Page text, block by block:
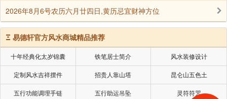
让其在职场中更值得信赖。对于炉中火命的属兔人来
说，驼色可平衡其性格中过于热情和冲动的一面，使其
处理问题时更稳重和深思熟虑，提升气质，助其在社交
场合展现独特魅力。
通过对1987年属兔炉中火命的五行缺失、配饰选择
2026年8月6号农历六月廿四日,黄历忌宜财神方位
Ξ 易德轩官方风水商城精品推荐
十年经典化太岁锦囊 铁笔居士简介 风水装修设计
定制风水吉祥摆件 招贵人靠山塔 昆仑山五色土
五行功能调理手链 五行助运吊坠 灵符符咒